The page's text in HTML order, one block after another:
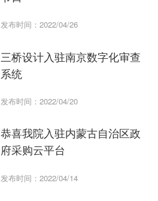
发布时间：2022/04/26
三桥设计入驻南京数字化审查
系统
发布时间：2022/04/20
恭喜我院入驻内蒙古自治区政
府采购云平台
发布时间：2022/04/14